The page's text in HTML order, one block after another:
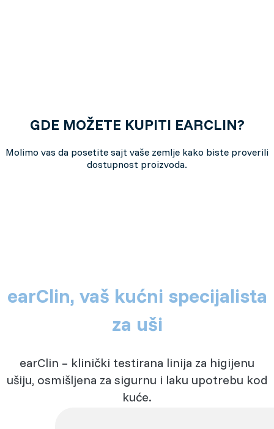
GDE MOŽETE KUPITI EARCLIN?
Molimo vas da posetite sajt vaše zemlje kako biste proverili
dostupnost proizvoda.
earClin, vaš kućni specijalista
za uši
earClin – klinički testirana linija za higijenu
ušiju, osmišljena za sigurnu i laku upotrebu kod
kuće.